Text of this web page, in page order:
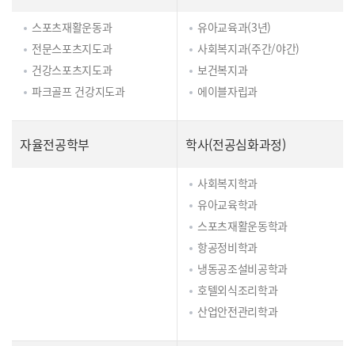
스포츠재활운동과
전문스포츠지도과
건강스포츠지도과
파크골프 건강지도과
유아교육과(3년)
사회복지과(주간/야간)
보건복지과
에이블자립과
자율전공학부 학사(전공심화과정)
사회복지학과
유아교육학과
스포츠재활운동학과
항공정비학과
냉동공조설비공학과
호텔외식조리학과
산업안전관리학과